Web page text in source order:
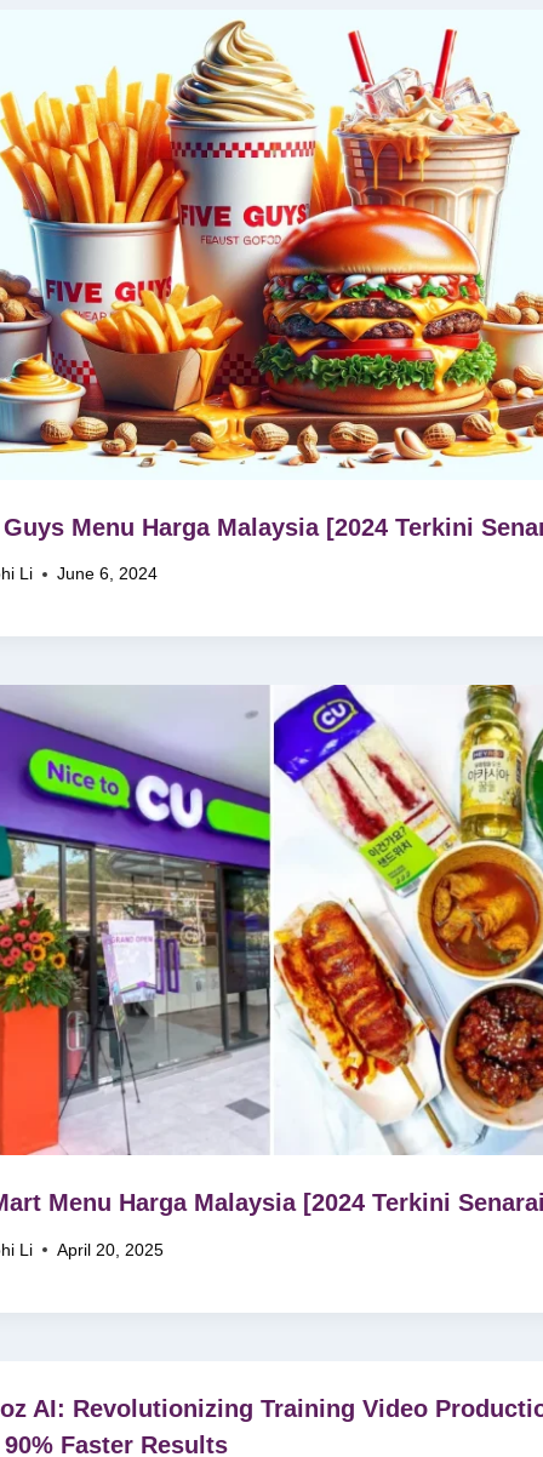
Menu Harga Malaysia [2024 Terkini
Li June 6, 2024
Menu Harga Malaysia [2024 Terkini
Li April 20, 2025
AI: Revolutionizing Training Video
Faster Results